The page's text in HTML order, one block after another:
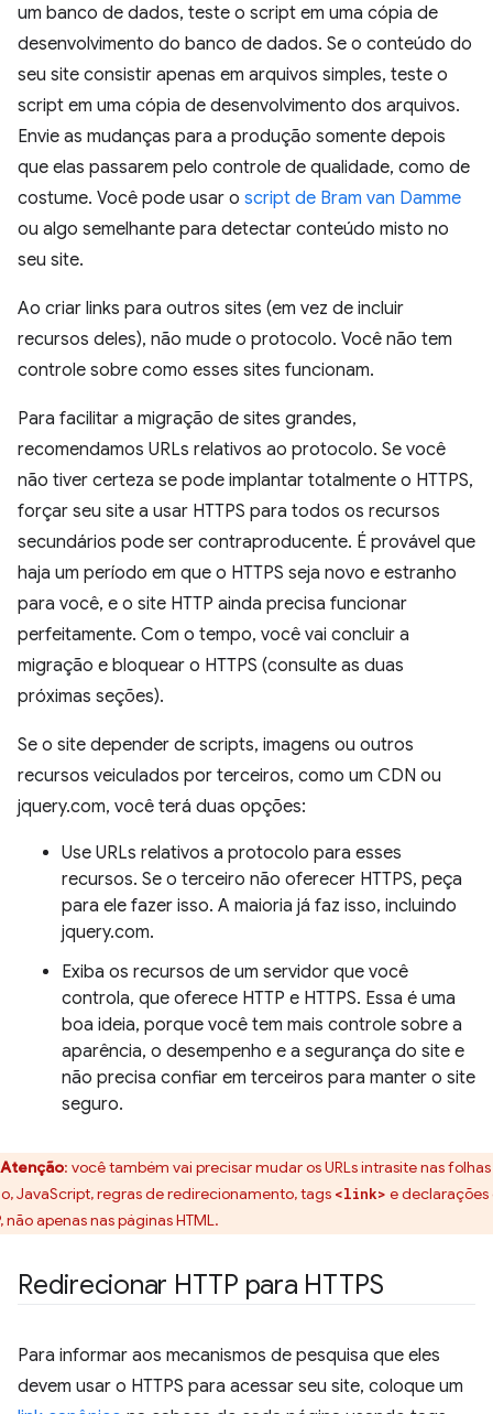
um banco de dados, teste o script em uma cópia de
desenvolvimento do banco de dados. Se o conteúdo do
seu site consistir apenas em arquivos simples, teste o
script em uma cópia de desenvolvimento dos arquivos.
Envie as mudanças para a produção somente depois
que elas passarem pelo controle de qualidade, como de
costume. Você pode usar o script de Bram van Damme
ou algo semelhante para detectar conteúdo misto no
seu site.
Ao criar links para outros sites (em vez de incluir
recursos deles), não mude o protocolo. Você não tem
controle sobre como esses sites funcionam.
Para facilitar a migração de sites grandes,
recomendamos URLs relativos ao protocolo. Se você
não tiver certeza se pode implantar totalmente o HTTPS,
forçar seu site a usar HTTPS para todos os recursos
secundários pode ser contraproducente. É provável que
haja um período em que o HTTPS seja novo e estranho
para você, e o site HTTP ainda precisa funcionar
perfeitamente. Com o tempo, você vai concluir a
migração e bloquear o HTTPS (consulte as duas
próximas seções).
Se o site depender de scripts, imagens ou outros
recursos veiculados por terceiros, como um CDN ou
jquery.com, você terá duas opções:
Use URLs relativos a protocolo para esses
recursos. Se o terceiro não oferecer HTTPS, peça
para ele fazer isso. A maioria já faz isso, incluindo
jquery.com.
Exiba os recursos de um servidor que você
controla, que oferece HTTP e HTTPS. Essa é uma
boa ideia, porque você tem mais controle sobre a
aparência, o desempenho e a segurança do site e
não precisa confiar em terceiros para manter o site
seguro.
Atenção: você também vai precisar mudar os URLs intrasite nas
JavaScript, regras de redirecionamento, tags <link> e declarações
não apenas nas páginas HTML.
Redirecionar HTTP para HTTPS
Para informar aos mecanismos de pesquisa que eles
devem usar o HTTPS para acessar seu site, coloque um